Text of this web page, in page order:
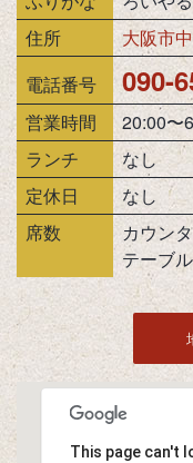
住所
大阪市
電話番号
090-
営業時間
20:00〜
ランチ
なし
定休日
なし
席数
カウン
テーブ
This page can't